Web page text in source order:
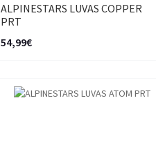
ALPINESTARS LUVAS COPPER
PRT
54,99€